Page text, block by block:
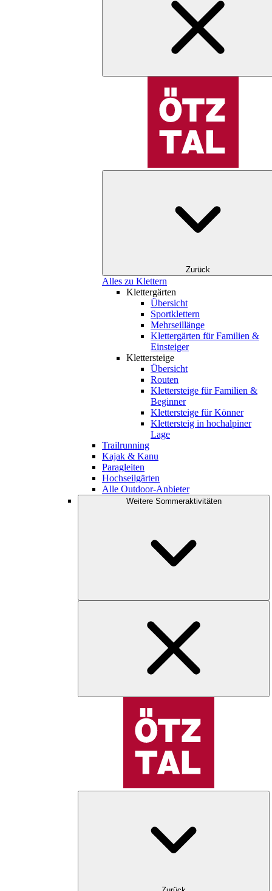
Zurück
Alles zu Klettern
Klettergärten
Übersicht
Sportklettern
Mehrseillänge
Klettergärten für Familien &
Einsteiger
Klettersteige
Übersicht
Routen
Klettersteige für Familien &
Beginner
Klettersteige für Könner
Klettersteig in hochalpiner
Lage
Trailrunning
Kajak & Kanu
Paragleiten
Hochseilgärten
Alle Outdoor-Anbieter
Weitere Sommeraktivitäten